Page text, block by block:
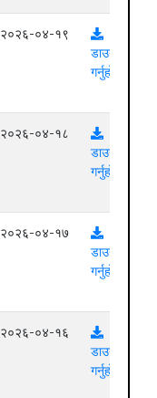
२०२६-०४-१९
डाउनलोड
गर्नुहोस्
२०२६-०४-१८
डाउनलोड
गर्नुहोस्
२०२६-०४-१७
डाउनलोड
गर्नुहोस्
२०२६-०४-१६
डाउनलोड
गर्नुहोस्